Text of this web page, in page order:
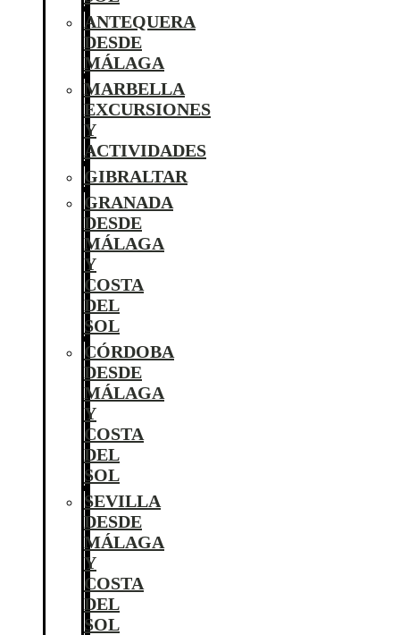
ANTEQUERA
DESDE
MÁLAGA
MARBELLA
EXCURSIONES
Y
ACTIVIDADES
GIBRALTAR
GRANADA
DESDE
MÁLAGA
Y
COSTA
DEL
SOL
CÓRDOBA
DESDE
MÁLAGA
Y
COSTA
DEL
SOL
SEVILLA
DESDE
MÁLAGA
Y
COSTA
DEL
SOL